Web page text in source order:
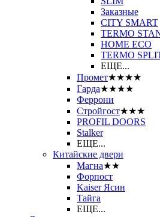
Заказные
CITY SMART
TERMO
HOME ECO
ТЕRМО
ЕЩЕ...
Промет★★★★
Гарда★★★★
Феррони
Стройгост★★★
PROFIL DOORS
Stalker
ЕЩЕ...
Китайские двери
Магна★★
Форпост
Kaiser Ясин
Тайга
ЕЩЕ...